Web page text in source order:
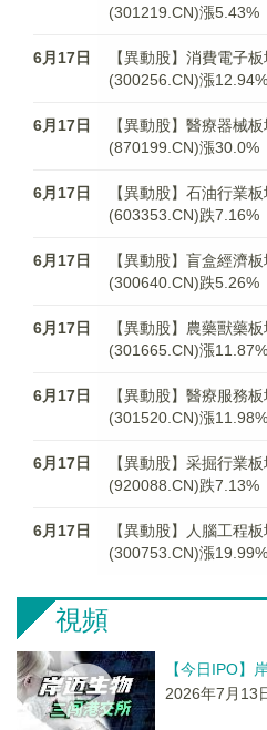
(301219.CN)漲5.43%
6月17日
【異動股】消費電子
(300256.CN)漲12.94%
6月17日
【異動股】醫療器械
(870199.CN)漲30.0%
6月17日
【異動股】石油行業
(603353.CN)跌7.16%
6月17日
【異動股】盲盒經濟
(300640.CN)跌5.26%
6月17日
【異動股】農藥獸藥
(301665.CN)漲11.87%
6月17日
【異動股】醫療服務
(301520.CN)漲11.98%
6月17日
【異動股】采掘行業
(920088.CN)跌7.13%
6月17日
【異動股】人腦工程
(300753.CN)漲19.99%
視頻
【今日IPO】
2026年7月13